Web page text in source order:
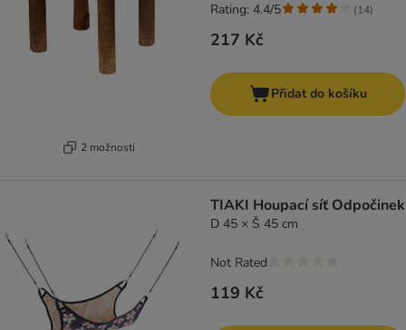
2 možností
217 Kč
Rating: 4.4/5 (14)
Přidat do košíku
TIAKI Houpací síť Odpočinek
D 45 × Š 45 cm
119 Kč
Not Rated